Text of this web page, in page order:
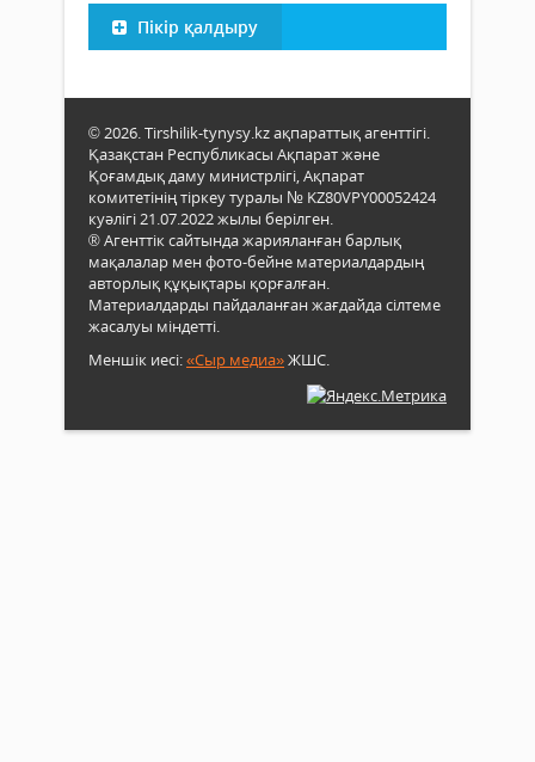
Пікір қалдыру
© 2026. Tirshilik-tynysy.kz ақпараттық агенттігі.
Қазақстан Республикасы Ақпарат және
Қоғамдық даму министрлігі, Ақпарат
комитетінің тіркеу туралы № KZ80VPY00052424
куәлігі 21.07.2022 жылы берілген.
® Агенттік сайтында жарияланған барлық
мақалалар мен фото-бейне материалдардың
авторлық құқықтары қорғалған.
Материалдарды пайдаланған жағдайда сілтеме
жасалуы міндетті.
Меншік иесі:«Сыр медиа»ЖШС.